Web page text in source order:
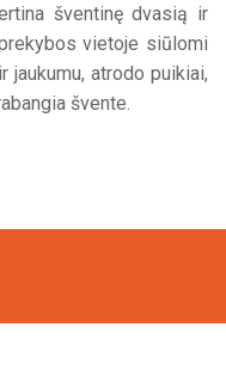
šventinę dvasią ir
vietoje siūlomi
jaukumu, atrodo puikiai,
švente.